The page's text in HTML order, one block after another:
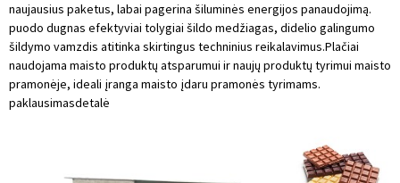
naujausius paketus, labai pagerina šiluminės energijos panaudojimą.
puodo dugnas efektyviai tolygiai šildo medžiagas, didelio galingumo
šildymo vamzdis atitinka skirtingus techninius reikalavimus.Plačiai
naudojama maisto produktų atsparumui ir naujų produktų tyrimui maisto
pramonėje, ideali įranga maisto įdaru pramonės tyrimams.
paklausimasdetalė